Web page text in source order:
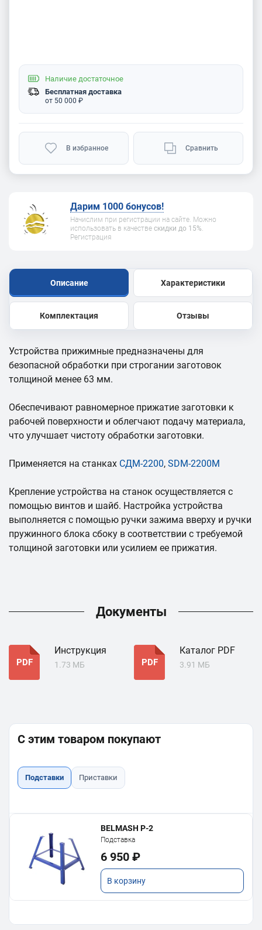
Наличие достаточное
Бесплатная доставка
от 50 000 ₽
В избранное Сравнить
Дарим 1000 бонусов!
Начислим при регистрации на сайте. Можно
использовать в качестве скидки до 15%
Регистрация
Описание Характеристики
Комплектация Отзывы
Устройства прижимные предназначены для
безопасной обработки при строгании заготовок
толщиной менее 63 мм.
Обеспечивают равномерное прижатие заготовки к
рабочей поверхности и облегчают подачу материала,
что улучшает чистоту обработки заготовки.
Применяется на станках СДМ-2200, SDM-2200M
Крепление устройства на станок осуществляется с
помощью винтов и шайб. Настройка устройства
выполняется с помощью ручки зажима вверху и ручки
пружинного блока сбоку в соответствии с требуемой
толщиной заготовки или усилием ее прижатия.
Документы
PDF
Инструкция
1.73 МБ PDF
Каталог PDF
3.91 МБ
С этим товаром покупают
Подставки Приставки
BELMASH P-2
Подставка
6 950 ₽
В корзину